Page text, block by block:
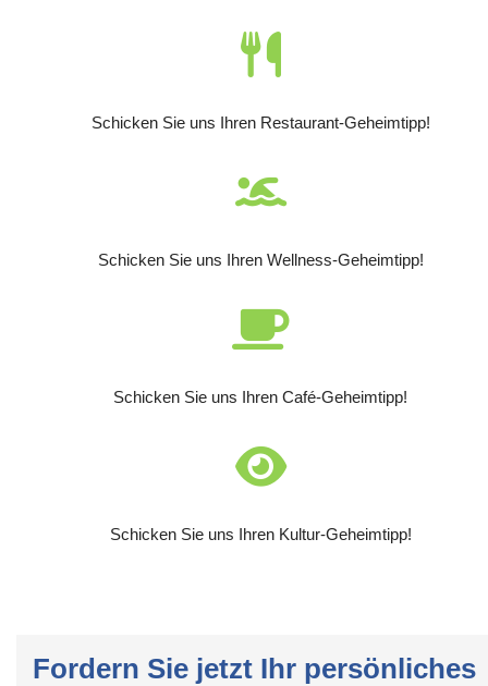
Schicken Sie uns Ihren Restaurant-Geheimtipp!
Schicken Sie uns Ihren Wellness-Geheimtipp!
Schicken Sie uns Ihren Café-Geheimtipp!
Schicken Sie uns Ihren Kultur-Geheimtipp!
Fordern Sie jetzt Ihr persönliches